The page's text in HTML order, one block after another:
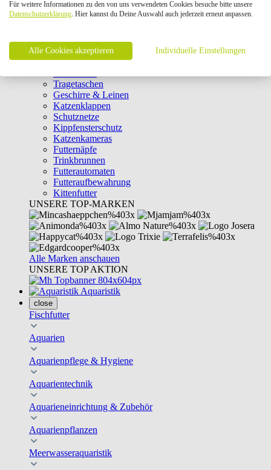
Intelligenzspielzeug
Laserpointer & Elektrospielzeug
Clicker & Target Sticks für Katzen
Weiteres Katzenspielzeug
Transportboxen
Tragetaschen
Geschirre & Leinen
Katzenklappen
Schutznetze
Kippfensterschutz
Katzenkameras
Futternäpfe
Trinkbrunnen
Futterautomaten
Futteraufbewahrung
Kittenfutter
UNSERE TOP-MARKEN
Alle Marken anschauen
UNSERE TOP AKTION
Aquaristik
close
Fischfutter
Aquarien
Aquarienpflege & Hygiene
Aquarientechnik
Aquarieneinrichtung & Zubehör
Aquarienpflanzen
Meerwasseraquaristik
Für weitere Informationen zu den von uns verwendeten Cookies besuche bitte unsere
Datenschutzerklärung. Hier kannst du Deine Auswahl auch jederzeit erneut anpassen.
Alle Cookies akzeptieren Individuelle Einstellungen